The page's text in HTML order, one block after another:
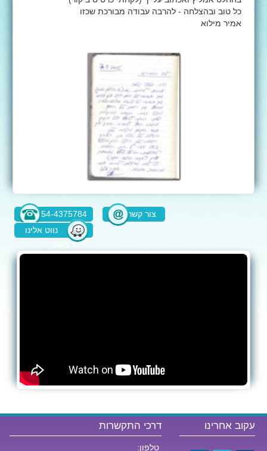
כל טוב ובהצלחה - להרבה עבודה מבורכת שכזו
אמיר מילוא
054-4375784
צור קשר
נווט אלינו
עקוב אחרינו דרכי התקשרות
טלפון: